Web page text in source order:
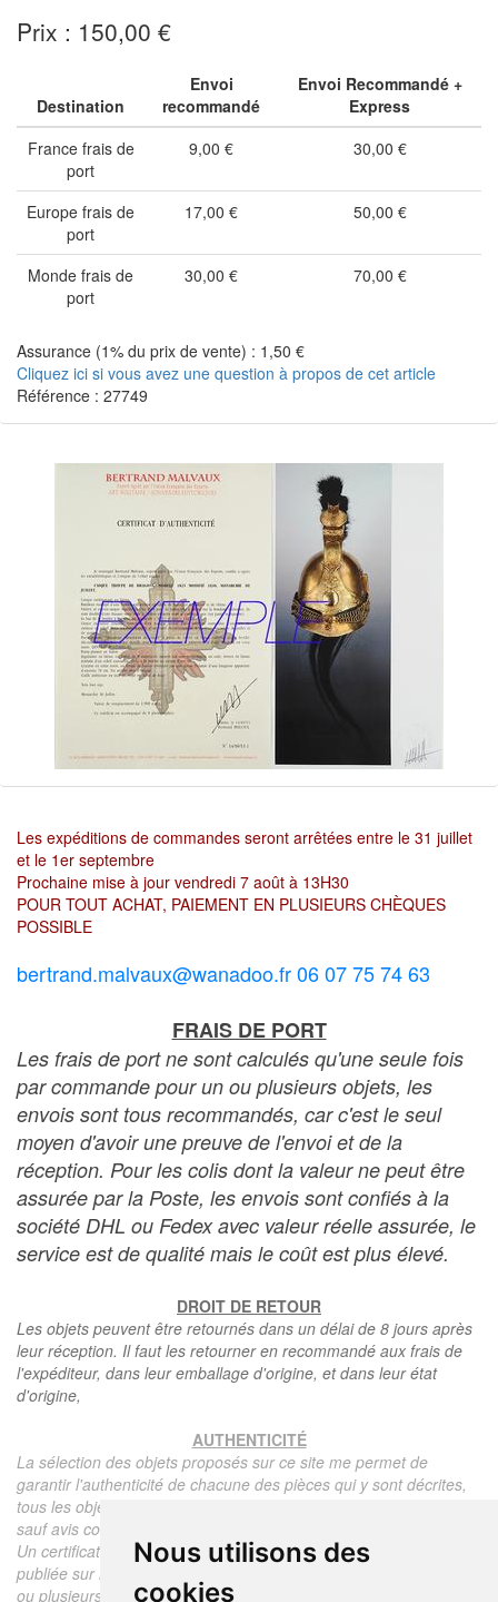
Nous utilisons des
cookies
Prix : 150,00 €
Destination
Envoi
recommandé
Envoi Recommandé +
Express
France frais de
port
9,00 € 30,00 €
Europe frais de
port
17,00 € 50,00 €
Monde frais de
port
30,00 € 70,00 €
Assurance (1% du prix de vente) : 1,50 €
Cliquez ici si vous avez une question à propos de cet article
Référence : 27749
Les expéditions de commandes seront arrêtées entre le 31 juillet
et le 1er septembre
Prochaine mise à jour vendredi 7 août à 13H30
POUR TOUT ACHAT, PAIEMENT EN PLUSIEURS CHÈQUES
POSSIBLE
bertrand.malvaux@wanadoo.fr 06 07 75 74 63
FRAIS DE PORT
Les frais de port ne sont calculés qu'une seule fois
par commande pour un ou plusieurs objets, les
envois sont tous recommandés, car c'est le seul
moyen d'avoir une preuve de l'envoi et de la
réception. Pour les colis dont la valeur ne peut être
assurée par la Poste, les envois sont confiés à la
société DHL ou Fedex avec valeur réelle assurée, le
service est de qualité mais le coût est plus élevé.
DROIT DE RETOUR
Les objets peuvent être retournés dans un délai de 8 jours après
leur réception. Il faut les retourner en recommandé aux frais de
l'expéditeur, dans leur emballage d'origine, et dans leur état
d'origine,
AUTHENTICITÉ
La sélection des objets proposés sur ce site me permet de
garantir l'authenticité de chacune des pièces qui y sont décrites,
tous les objets proposés sont garantis d'époque et authentiques,
sauf avis contraire ou restriction dans la description.
Un certificat d'authenticité de l'objet reprenant la description
publiée sur le site, l'époque, le prix de vente, accompagné d'une
ou plusieurs photographies en couleurs est communiqué